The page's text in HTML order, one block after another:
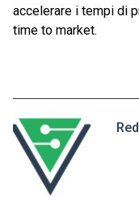
accelerare i tempi di
time to market.